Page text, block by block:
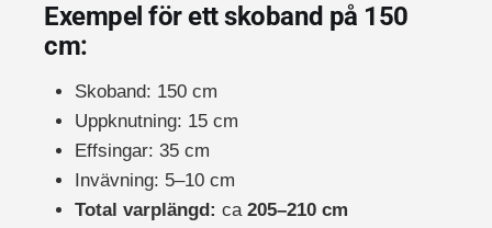
Exempel för ett skoband på 150
cm:
Skoband: 150 cm
Uppknutning: 15 cm
Effsingar: 35 cm
Invävning: 5–10 cm
Total varplängd: ca 205–210 cm